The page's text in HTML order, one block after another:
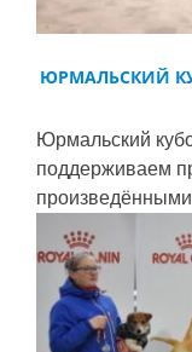
ЮРМАЛЬСКИЙ
Юрмальский
поддерживаем